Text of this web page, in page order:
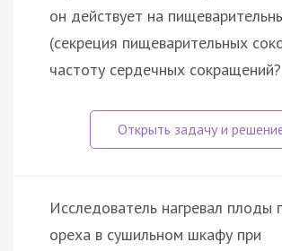
он действует на
(секреция пищеварительных
частоту сердечных
Исследователь нагревал плоды
ореха в сушильном шкафу при